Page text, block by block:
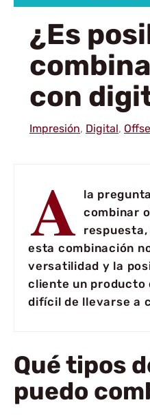
¿Es
con
Impresión, Digital,
A la
combinar
respuesta,
esta combinación
versatilidad y la
cliente un producto
difícil de llevarse a
Qué tipos
puedo